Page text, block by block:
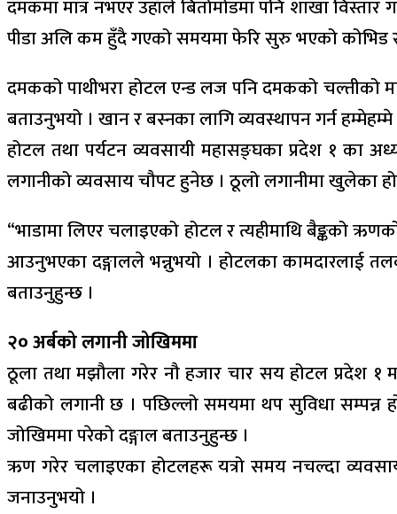
दमकमा मात्र नभएर उहाँले बिर्तामोडमा पनि शाखा
पीडा अलि कम हुँदै गएको समयमा फेरि सुरु भएको कोभिड र
दमकको पाथीभरा होटल एन्ड लज पनि दमकको चल्तीको
बताउनुभयो । खान र बस्नका लागि व्यवस्थापन गर्न
होटल तथा पर्यटन व्यवसायी महासङ्घका प्रदेश १ का
लगानीको व्यवसाय चौपट हुनेछ । ठूलो लगानीमा खुलेका
“भाडामा लिएर चलाइएको होटल र त्यहीमाथि बैङ्कको
आउनुभएका दङ्गालले भन्नुभयो । होटलका कामदारलाई
बताउनुहुन्छ ।
२० अर्बको लगानी जोखिममा
ठूला तथा मझौला गरेर नौ हजार चार सय होटल प्रदेश १
बढीको लगानी छ । पछिल्लो समयमा थप सुविधा
जोखिममा परेको दङ्गाल बताउनुहुन्छ ।
ऋण गरेर चलाइएका होटलहरू यत्रो समय नचल्दा
जनाउनुभयो ।